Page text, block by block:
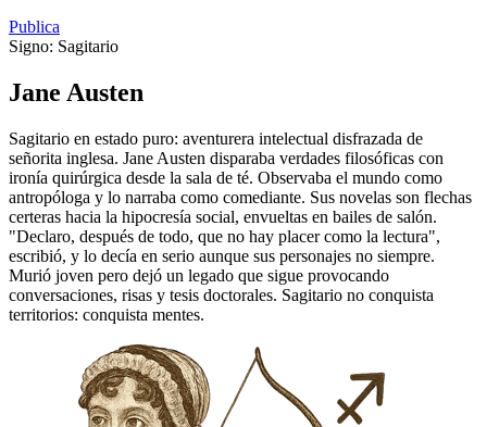
Publica
Signo: Sagitario
Jane Austen
Sagitario en estado puro: aventurera intelectual disfrazada de
señorita inglesa. Jane Austen disparaba verdades filosóficas con
ironía quirúrgica desde la sala de té. Observaba el mundo como
antropóloga y lo narraba como comediante. Sus novelas son flechas
certeras hacia la hipocresía social, envueltas en bailes de salón.
"Declaro, después de todo, que no hay placer como la lectura",
escribió, y lo decía en serio aunque sus personajes no siempre.
Murió joven pero dejó un legado que sigue provocando
conversaciones, risas y tesis doctorales. Sagitario no conquista
territorios: conquista mentes.